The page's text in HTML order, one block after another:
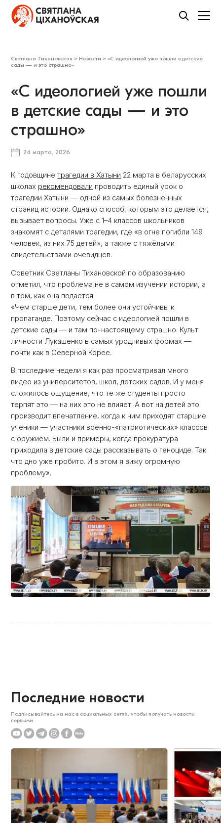
Светлана Тихановская > Новости >«С идеологией уже пошли в детские
сады — и это страшно»
«С идеологией уже пошли
в детские сады — и это
страшно»
24 марта, 2026
К годовщинетрагедии в Хатыни 22 марта в беларусских
школах рекомендовали проводить единый урок о
трагедии Хатыни — одной из самых болезненных
страниц истории. Однако способ, которым это делается,
вызывает вопросы. Уже с 1–4 классов школьников
знакомят с деталями трагедии, где «в огне погибли 149
человек, из них 75 детей», а также с тяжёлыми
свидетельствами очевидцев.
Советник Светланы Тихановской по образованию
отметил, что проблема не в самом изучении истории, а
в том, как она подаётся:
«Чем старше дети, тем более они устойчивы к
пропаганде. Поэтому сейчас с идеологией пошли в
детские сады — и там по-настоящему страшно. Культ
личности Лукашенко в самых уродливых формах —
почти как в Северной Корее.
В последние недели я как раз просматривал много
видео из университетов, школ, детских садов. И у меня
сложилось ощущение, что те же студенты просто
терпят это — на них это не влияет. А вот на детей это
производит впечатление, когда к ним приходят старшие
ученики — участники военно-«патриотических» классов
с оружием. Были и примеры, когда прокуратура
приходила в детские сады рассказывать о геноциде. Так
что дно уже пробито. И в этом я вижу огромную
проблему».
Последние новости
Подписывайтесь на нас в социальных сетях, чтобы получать новости
первыми